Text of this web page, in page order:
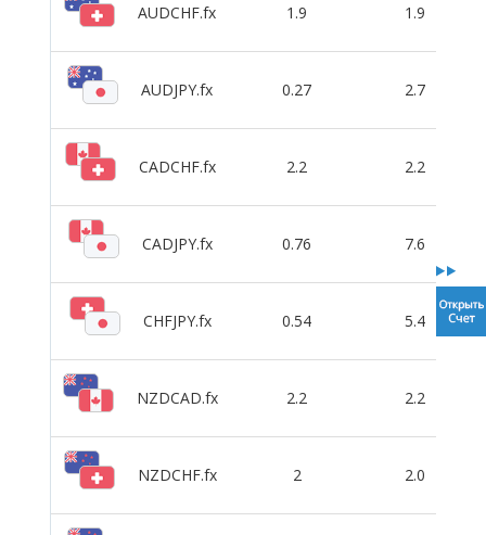
AUDCHF.fx 1.9 1.9
AUDJPY.fx 0.27 2.7
CADCHF.fx 2.2 2.2
CADJPY.fx 0.76 7.6
CHFJPY.fx 0.54 5.4
NZDCAD.fx 2.2 2.2
NZDCHF.fx 2 2.0